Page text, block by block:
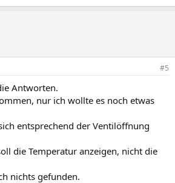
#5
Antworten.
nur ich wollte es noch etwas
entsprechend der Ventilöffnung
die Temperatur anzeigen, nicht die
nichts gefunden.